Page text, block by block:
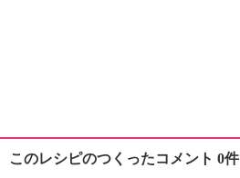
このレシピのつくったコメント 0件